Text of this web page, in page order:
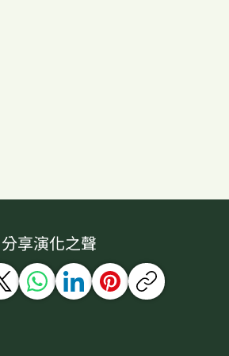
分享演化之聲